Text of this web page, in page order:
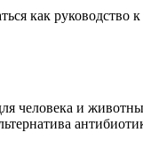
как
человека и